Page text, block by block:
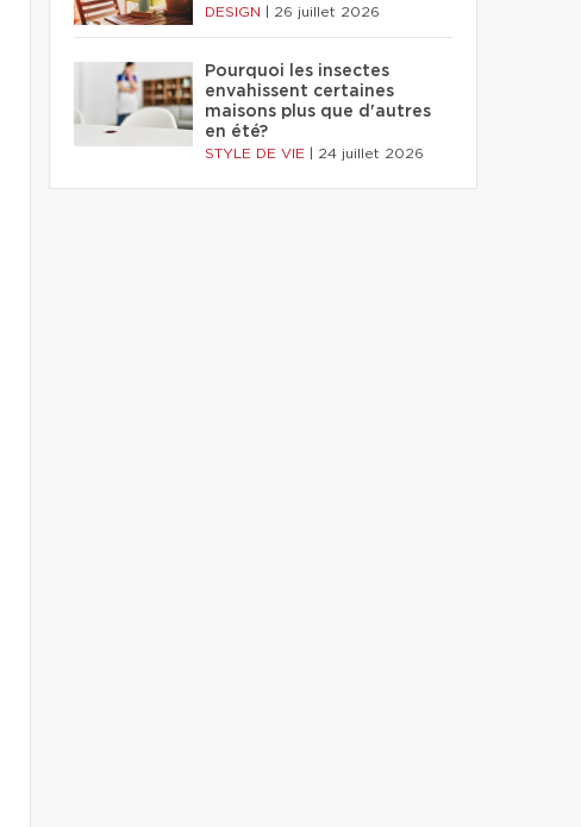
DESIGN 26 juillet 2026
Pourquoi les insectes
envahissent certaines
maisons plus que d'autres
en été?
STYLE DE VIE 24 juillet 2026